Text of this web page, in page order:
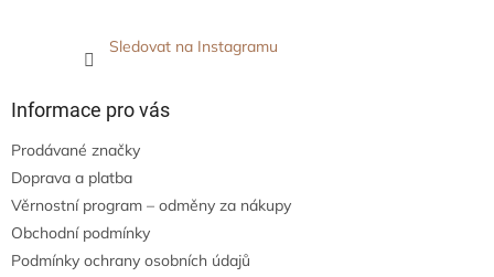
Sledovat na Instagramu
Informace pro vás
Prodávané značky
Doprava a platba
Věrnostní program – odměny za nákupy
Obchodní podmínky
Podmínky ochrany osobních údajů